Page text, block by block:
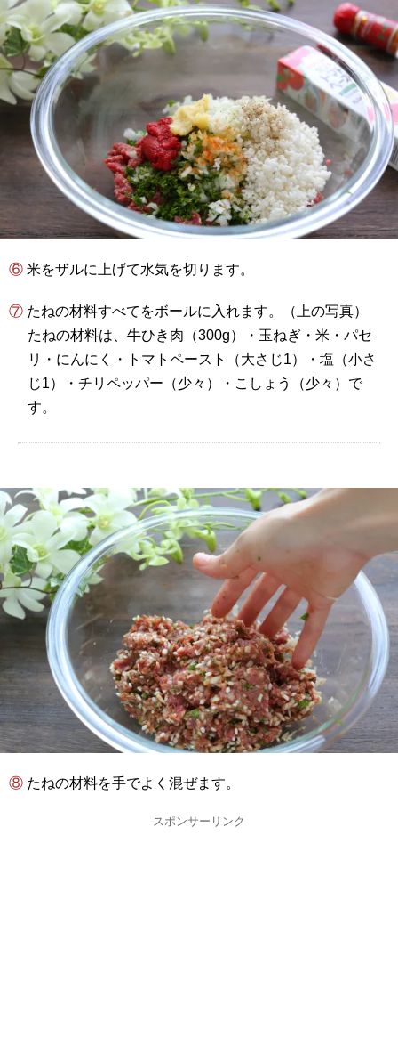
⑥ 米をザルに上げて水気を切ります。
⑦ たねの材料すべてをボールに入れます。（上の写真）
たねの材料は、牛ひき肉（300g）・玉ねぎ・米・パセ
リ・にんにく・トマトペースト（大さじ1）・塩（小さ
じ1）・チリペッパー（少々）・こしょう（少々）で
す。
⑧ たねの材料を手でよく混ぜます。
スポンサーリンク